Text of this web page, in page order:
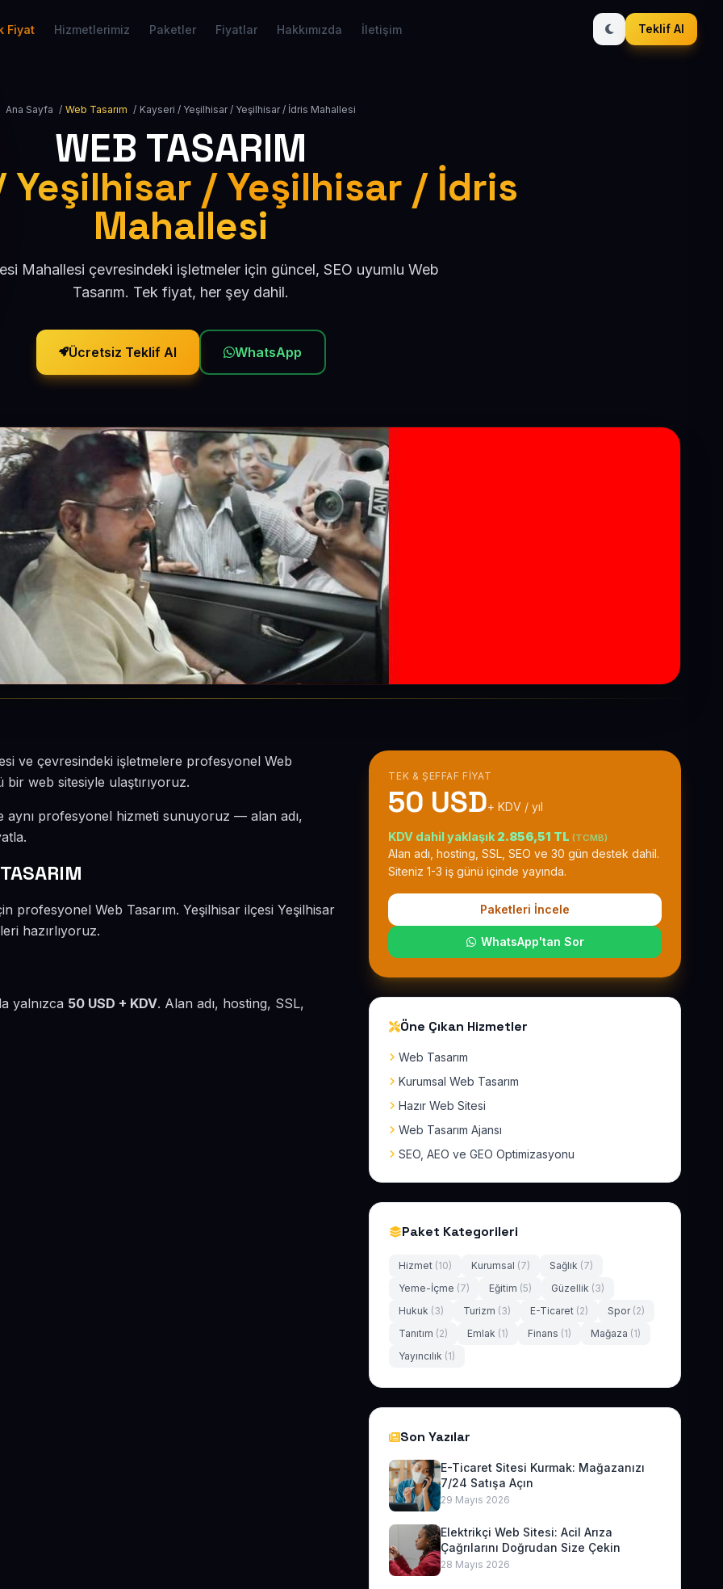
Fiyat Hizmetlerimiz Paketler Fiyatlar Hakkımızda İletişim Teklif Al
Ana Sayfa / Web Tasarım / Kayseri / Yeşilhisar / Yeşilhisar / İdris Mahallesi
WEB TASARIM
Yeşilhisar / Yeşilhisar / İdris
Mahallesi
Mahallesi çevresindeki işletmeler için güncel, SEO uyumlu Web
Tasarım. Tek fiyat, her şey dahil.
Ücretsiz Teklif Al WhatsApp
ve çevresindeki işletmelere profesyonel Web
web sitesiyle ulaştırıyoruz.
aynı profesyonel hizmeti sunuyoruz — alan adı,
profesyonel Web Tasarım. Yeşilhisar ilçesi Yeşilhisar
hazırlıyoruz.
yalnızca 50 USD + KDV. Alan adı, hosting, SSL,
TEK & ŞEFFAF FIYAT
50 USD+ KDV / yıl
KDV dahil yaklaşık 2.856,51 TL (TCMB)
Alan adı, hosting, SSL, SEO ve 30 gün destek dahil.
Siteniz 1-3 iş günü içinde yayında.
Paketleri İncele
WhatsApp'tan Sor
Öne Çıkan Hizmetler
Web Tasarım
Kurumsal Web Tasarım
Hazır Web Sitesi
Web Tasarım Ajansı
SEO, AEO ve GEO Optimizasyonu
Paket Kategorileri
Hizmet (10) Kurumsal (7) Sağlık (7)
Yeme-İçme (7) Eğitim (5) Güzellik (3)
Hukuk (3) Turizm (3) E-Ticaret (2) Spor (2)
Tanıtım (2) Emlak (1) Finans (1) Mağaza (1)
Yayıncılık (1)
Son Yazılar
E-Ticaret Sitesi Kurmak: Mağazanızı
7/24 Satışa Açın
29 Mayıs 2026
Elektrikçi Web Sitesi: Acil Arıza
Çağrılarını Doğrudan Size Çekin
28 Mayıs 2026